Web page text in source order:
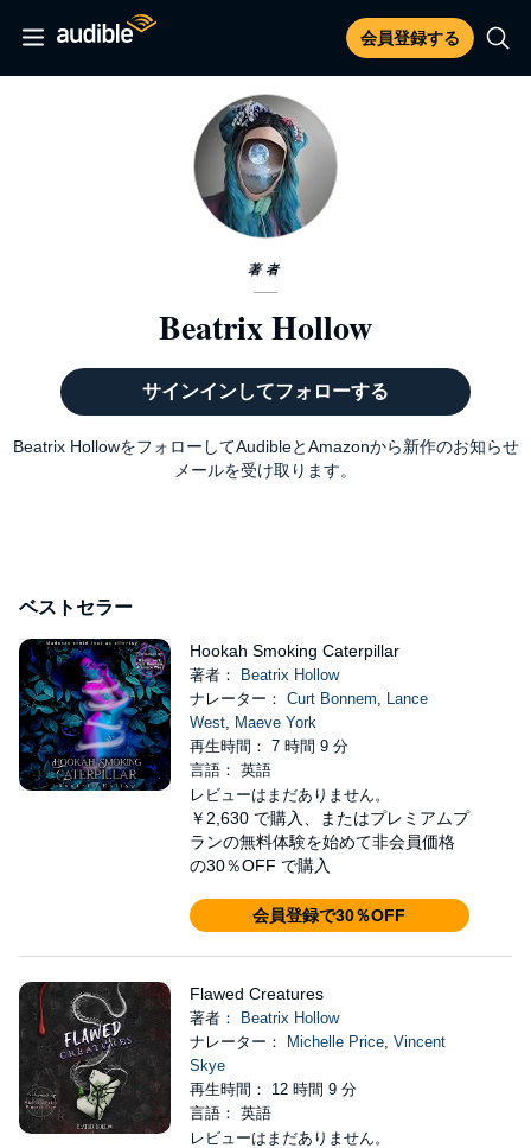
会員登録する
著者
Beatrix Hollow
サインインしてフォローする
Beatrix HollowをフォローしてAudibleとAmazonから新作のお知らせ
メールを受け取ります。
ベストセラー
Hookah Smoking Caterpillar
著者：
Beatrix Hollow
ナレーター： Curt Bonnem, Lance
West, Maeve York
再生時間： 7 時間 9 分
言語： 英語
レビューはまだありません。
￥2,630 で購入、またはプレミアムプ
ランの無料体験を始めて非会員価格
の30％OFF で購入
会員登録で30％OFF
Flawed Creatures
著者：
Beatrix Hollow
ナレーター：
Michelle Price, Vincent
Skye
再生時間： 12 時間 9 分
言語： 英語
レビューはまだありません。